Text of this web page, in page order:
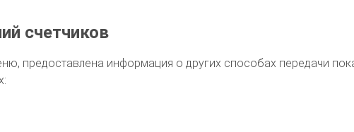
счетчиков
предоставлена информация о других способах передачи